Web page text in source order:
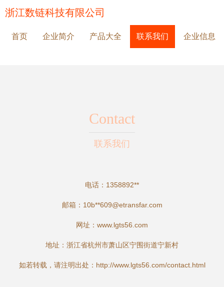
浙江数链科技有限公司
首页 企业简介 产品大全 联系我们 企业信息
Contact
联系我们
电话：1358892**
邮箱：10b**609@etransfar.com
网址： www.lgts56.com
地址：浙江省杭州市萧山区宁围街道宁新村
如若转载，请注明出处：http://www.lgts56.com/contact.html